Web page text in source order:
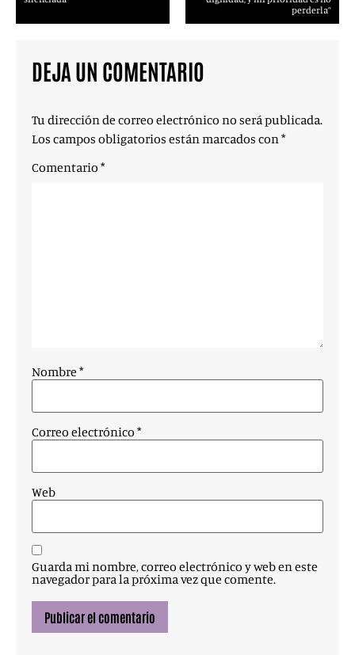
perderla”
DEJA UN COMENTARIO
Tu dirección de correo electrónico no será publicada.
Los campos obligatorios están marcados con*
Comentario *
Nombre *
Correo electrónico *
Web
Guarda mi nombre, correo electrónico y web en este
navegador para la próxima vez que comente.